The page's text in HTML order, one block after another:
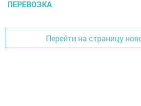
ПЕРЕВОЗКА
Перейти на страницу